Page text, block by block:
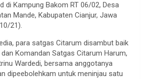
di Kampung Bakom RT 06/02, Desa
Mande, Kabupaten Cianjur, Jawa
21).
para satgas Citarum disambut baik
Komandan Satgas Citarum Harum,
Wardedi, bersama anggotanya
dipeebolehkam untuk meninjau satu